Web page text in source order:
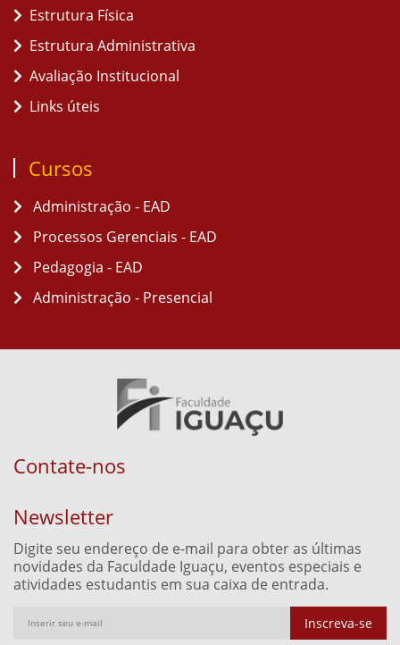
Estrutura Física
Estrutura Administrativa
Avaliação Institucional
Links úteis
Cursos
Administração - EAD
Processos Gerenciais - EAD
Pedagogia - EAD
Administração - Presencial
Contate-nos
Newsletter
Digite seu endereço de e-mail para obter as últimas
novidades da Faculdade Iguaçu, eventos especiais e
atividades estudantis em sua caixa de entrada.
Inscreva-se